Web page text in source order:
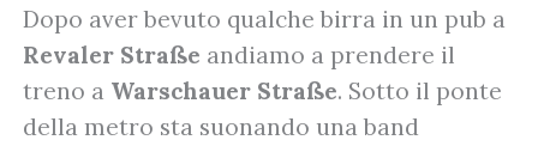
Dopo aver bevuto qualche birra in un pub a
Revaler Straße andiamo a prendere il
treno a Warschauer Straße. Sotto il ponte
della metro sta suonando una band